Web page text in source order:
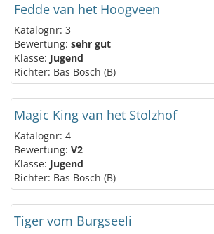
Fedde van het Hoogveen
Katalognr: 3
Bewertung: sehr gut
Klasse: Jugend
Richter: Bas Bosch (B)
Magic King van het Stolzhof
Katalognr: 4
Bewertung: V2
Klasse: Jugend
Richter: Bas Bosch (B)
Tiger vom Burgseeli